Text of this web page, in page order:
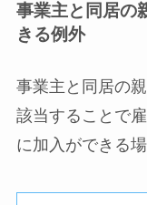
事業主と同居の
きる例外
事業主と同居の
該当することで
に加入ができる